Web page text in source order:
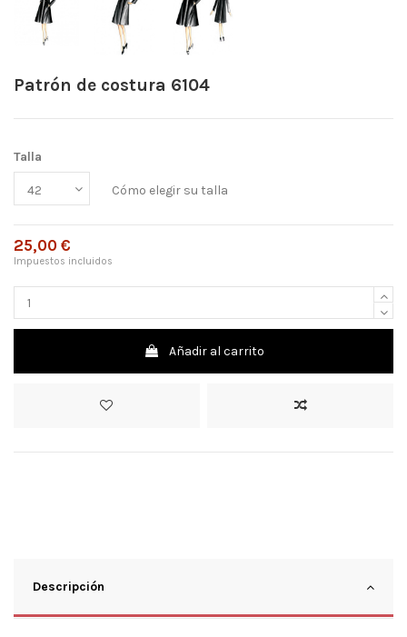
Patrón de costura 6104
Talla
Cómo elegir su talla
25,00 €
Impuestos incluidos
Añadir al carrito
Descripción